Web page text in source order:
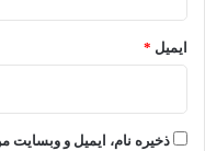
ایمیل *
ذخیره نام، ایمیل و وبسایت